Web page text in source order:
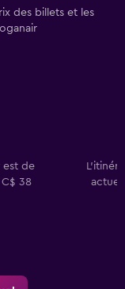
des billets et les
est de
38